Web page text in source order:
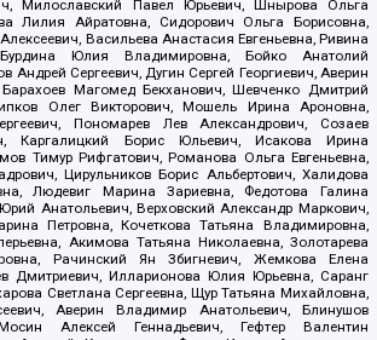
Милославский Павел Юрьевич, Шнырова Ольга
Лилия Айратовна, Сидорович Ольга Борисовна,
Васильева Анастасия Евгеньевна, Ривина
Юлия Владимировна, Бойко Анатолий
Андрей Сергеевич, Дугин Сергей Георгиевич, Аверин
Барахоев Магомед Бекханович, Шевченко Дмитрий
Олег Викторович, Мошель Ирина Ароновна,
Пономарев Лев Александрович, Созаев
Каргалицкий Борис Юльевич, Исакова Ирина
Тимур Рифгатович, Романова Ольга Евгеньевна,
Цирульников Борис Альбертович, Халидова
Людевиг Марина Зариевна, Федотова Галина
Анатольевич, Верховский Александр Маркович,
Петровна, Кочеткова Татьяна Владимировна,
Акимова Татьяна Николаевна, Золотарева
Рачинский Ян Збигневич, Жемкова Елена
Дмитриевич, Илларионова Юлия Юрьевна, Саранг
Светлана Сергеевна, Щур Татьяна Михайловна,
Аверин Владимир Анатольевич, Блинушов
Алексей Геннадьевич, Гефтер Валентин